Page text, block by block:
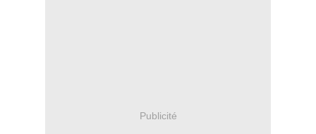
Publicité